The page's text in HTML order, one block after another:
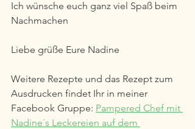
Ich wünsche euch ganz viel Spaß beim
Nachmachen
Liebe grüße Eure Nadine
Weitere Rezepte und das Rezept zum
Ausdrucken findet Ihr in meiner
Facebook Gruppe: Pampered Chef mit
Nadine´s Leckereien auf dem